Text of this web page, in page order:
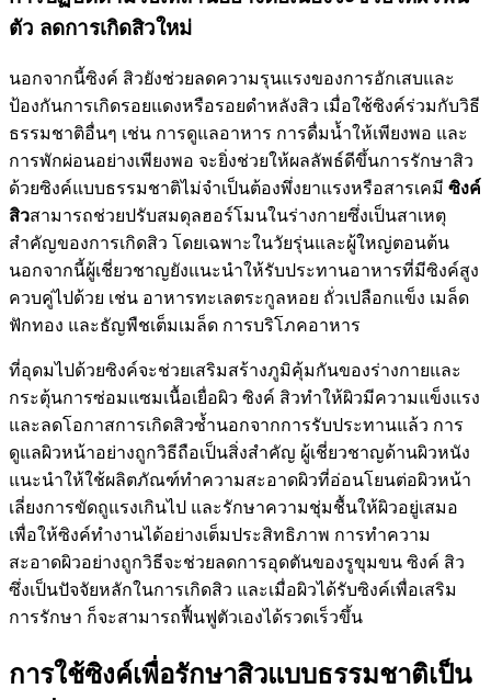
ตัว ลดการเกิดสิวใหม่
นอกจากนี้ซิงค์ สิวยังช่วยลดความรุนแรงของการอักเสบและ
ป้องกันการเกิดรอยแดงหรือรอยดำหลังสิว เมื่อใช้ซิงค์ร่วมกับวิธี
ธรรมชาติอื่นๆ เช่น การดูแลอาหาร การดื่มน้ำให้เพียงพอ และ
การพักผ่อนอย่างเพียงพอ จะยิ่งช่วยให้ผลลัพธ์ดีขึ้นการรักษาสิว
ด้วยซิงค์แบบธรรมชาติไม่จำเป็นต้องพึ่งยาแรงหรือสารเคมี ซิงค์
สิวสามารถช่วยปรับสมดุลฮอร์โมนในร่างกายซึ่งเป็นสาเหตุ
สำคัญของการเกิดสิว โดยเฉพาะในวัยรุ่นและผู้ใหญ่ตอนต้น
นอกจากนี้ผู้เชี่ยวชาญยังแนะนำให้รับประทานอาหารที่มีซิงค์สูง
ควบคู่ไปด้วย เช่น อาหารทะเลตระกูลหอย ถั่วเปลือกแข็ง เมล็ด
ฟักทอง และธัญพืชเต็มเมล็ด การบริโภคอาหาร
ที่อุดมไปด้วยซิงค์จะช่วยเสริมสร้างภูมิคุ้มกันของร่างกายและ
กระตุ้นการซ่อมแซมเนื้อเยื่อผิว ซิงค์ สิวทำให้ผิวมีความแข็งแรง
และลดโอกาสการเกิดสิวซ้ำนอกจากการรับประทานแล้ว การ
ดูแลผิวหน้าอย่างถูกวิธีถือเป็นสิ่งสำคัญ ผู้เชี่ยวชาญด้านผิวหนัง
แนะนำให้ใช้ผลิตภัณฑ์ทำความสะอาดผิวที่อ่อนโยนต่อผิวหน้า
เลี่ยงการขัดถูแรงเกินไป และรักษาความชุ่มชื้นให้ผิวอยู่เสมอ
เพื่อให้ซิงค์ทำงานได้อย่างเต็มประสิทธิภาพ การทำความ
สะอาดผิวอย่างถูกวิธีจะช่วยลดการอุดตันของรูขุมขน ซิงค์ สิว
ซึ่งเป็นปัจจัยหลักในการเกิดสิว และเมื่อผิวได้รับซิงค์เพื่อเสริม
การรักษา ก็จะสามารถฟื้นฟูตัวเองได้รวดเร็วขึ้น
การใช้ซิงค์เพื่อรักษาสิวแบบธรรมชาติเป็น